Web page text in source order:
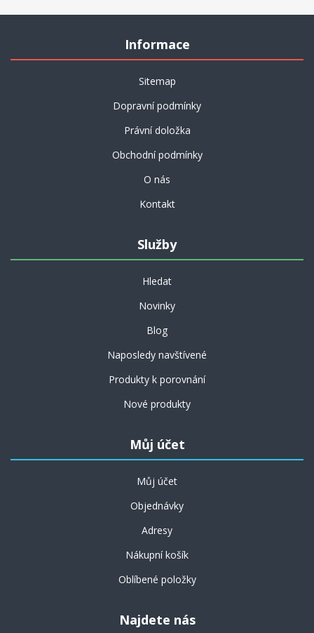
Informace
Sitemap
Dopravní podmínky
Právní doložka
Obchodní podmínky
O nás
Kontakt
Služby
Hledat
Novinky
Blog
Naposledy navštívené
Produkty k porovnání
Nové produkty
Můj účet
Můj účet
Objednávky
Adresy
Nákupní košík
Oblíbené položky
Najdete nás